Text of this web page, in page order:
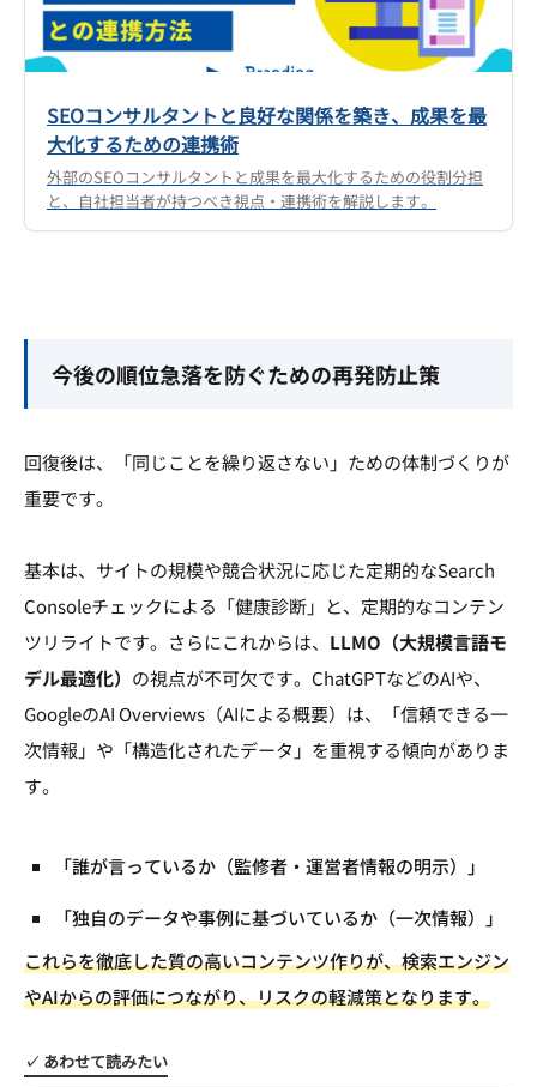
SEOコンサルタントと良好な関係を築き、成果を最
大化するための連携術
外部のSEOコンサルタントと成果を最大化するための役割分担
と、自社担当者が持つべき視点・連携術を解説します。
今後の順位急落を防ぐための再発防止策
回復後は、「同じことを繰り返さない」ための体制づくりが
重要です。
基本は、サイトの規模や競合状況に応じた定期的なSearch
Consoleチェックによる「健康診断」と、定期的なコンテン
ツリライトです。さらにこれからは、 LLMO（大規模言語モ
デル最適化） の視点が不可欠です。ChatGPTなどのAIや、
GoogleのAI Overviews（AIによる概要）は、「信頼できる一
次情報」や「構造化されたデータ」を重視する傾向がありま
す。
「誰が言っているか（監修者・運営者情報の明示）」
「独自のデータや事例に基づいているか（一次情報）」
これらを徹底した質の高いコンテンツ作りが、検索エンジン
やAIからの評価につながり、リスクの軽減策となります。
✓ あわせて読みたい